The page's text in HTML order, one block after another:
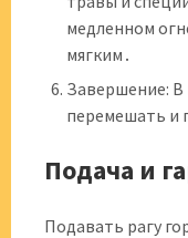
медленном
мягким․
Завершение: В
перемешать и
Подача и
Подавать рагу